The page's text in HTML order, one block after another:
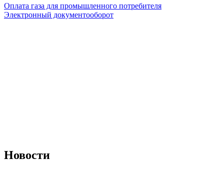
Оплата газа для промышленного потребителя
Электронный документооборот
Новости